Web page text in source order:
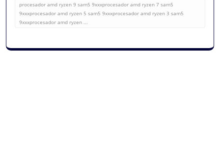
procesador amd ryzen 9 sam5 9xxxprocesador amd ryzen 7 sam5
9xxxprocesador amd ryzen 5 sam5 9xxxprocesador amd ryzen 3 sam5
9xxxprocesador amd ryzen ...